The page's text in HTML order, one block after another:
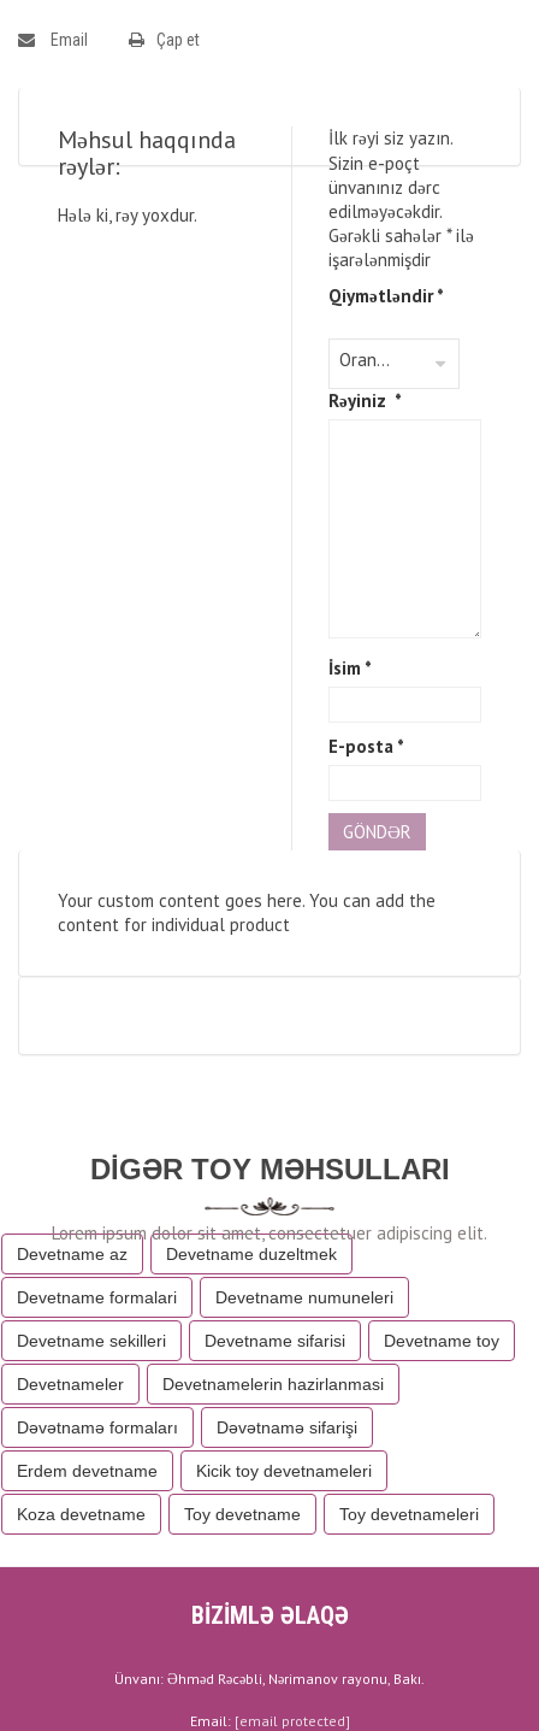
Email Çap et
Məhsul haqqında
rəylər:
Hələ ki, rəy yoxdur.
İlk rəyi siz yazın.
Sizin e-poçt
ünvanınız dərc
edilməyəcəkdir.
Gərəkli sahələr *ilə
işarələnmişdir
Qiymətləndir*
Rəyiniz *
İsim *
E-posta *
Your custom content goes here. You can add the
content for individual product
DIGƏR TOY MƏHSULLARI
Devetname az Devetname duzeltmek
Devetname formalari Devetname numuneleri
Devetname sekilleri Devetname sifarisi Devetname toy
Devetnameler Devetnamelerin hazirlanmasi
Dəvətnamə formaları Dəvətnamə sifarişi
Erdem devetname Kicik toy devetnameleri
Koza devetname Toy devetname Toy devetnameleri
BİZİMLƏ ƏLAQƏ
Ünvanı: Əhməd Rəcəbli, Nərimanov rayonu, Bakı.
Email: [email protected]